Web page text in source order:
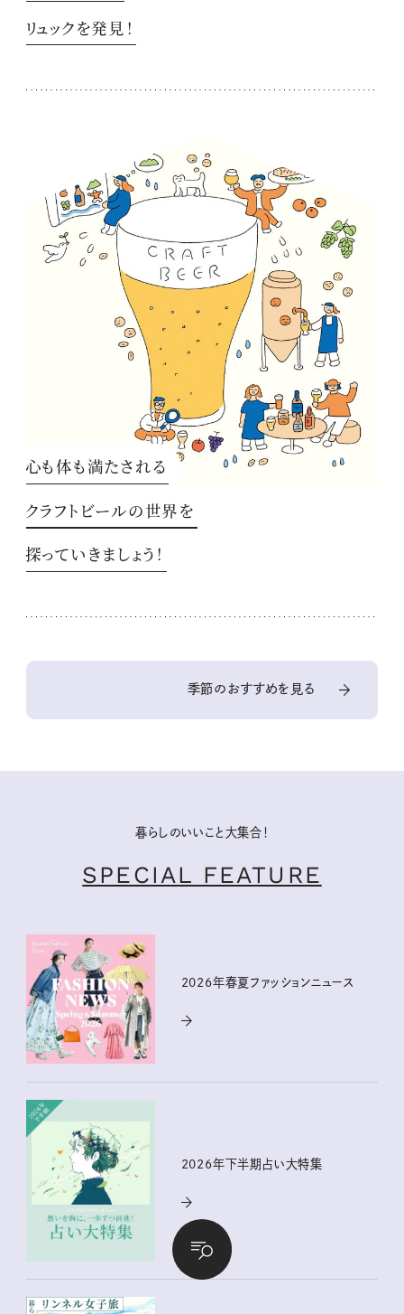
リュックを発見！
心も体も満たされる
クラフトビールの世界を
探っていきましょう！
季節のおすすめを見る
暮らしのいいこと大集合！
SPECIAL FEATURE
2026年春夏ファッションニュース
2026年下半期占い大特集